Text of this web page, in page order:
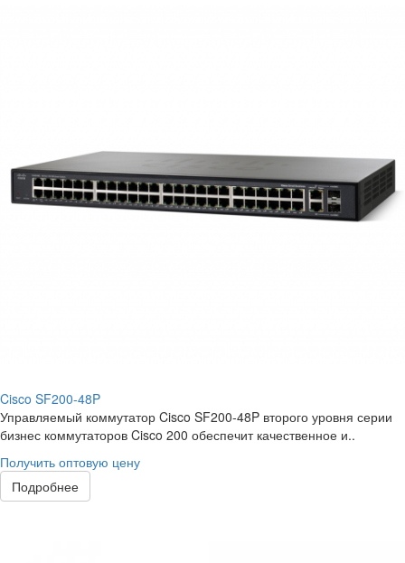
Cisco SF200-48P
Управляемый коммутатор Cisco SF200-48P второго уровня серии
бизнес коммутаторов Cisco 200 обеспечит качественное и..
Получить оптовую цену
Подробнее